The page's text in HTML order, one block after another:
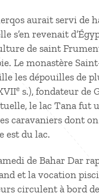
aurait servi de
s’en revenait
de saint
Le monastère
les dépouilles de
e s.), fondateur de
le lac Tana fut
caravaniers dont
est du lac.
de Bahar Dar
et la vocation
circulent à bord de